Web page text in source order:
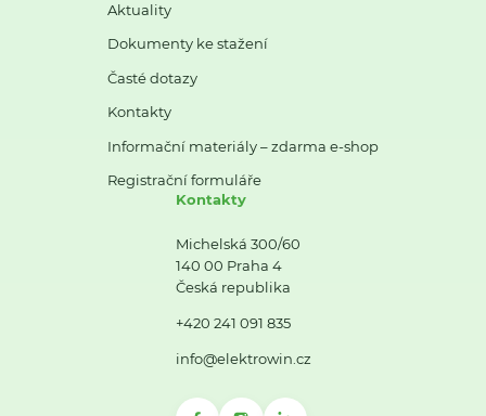
Aktuality
Dokumenty ke stažení
Časté dotazy
Kontakty
Informační materiály – zdarma e-shop
Registrační formuláře
Kontakty
Michelská 300/60
140 00 Praha 4
Česká republika
+420 241 091 835
info@elektrowin.cz